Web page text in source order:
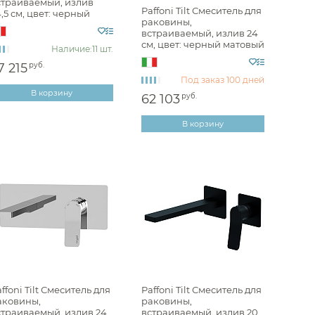
Сушилки
Измельчители отходов
Аксессуары для кухонных
моек
Водонагреватели
Nofer
QuadroDesign
Mariani
Vincea
Wonzon & Woghand
Alpi
Ritmonio
излив
см, цвет: черный
LIG007NO70
Наличие:11 шт.
215 руб.
В корзину
Paffoni Tilt Смеситель для
раковины,
встраиваемый, излив 24
см, цвет: черный матовый
TI106NO70
Под заказ 100 дней
62 103 руб.
В корзину
Tilt Смеситель для
излив 24
Paffoni Tilt Смеситель для
раковины,
встраиваемый, излив 20